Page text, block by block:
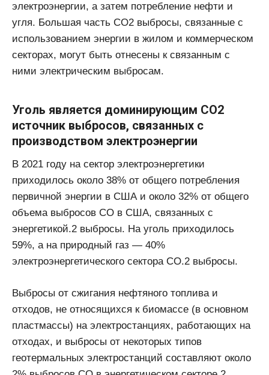
электроэнергии, а затем потребление нефти и
угля. Большая часть СО2 выбросы, связанные с
использованием энергии в жилом и коммерческом
секторах, могут быть отнесены к связанным с
ними электрическим выбросам.
Уголь является доминирующим CO2
источник выбросов, связанных с
производством электроэнергии
В 2021 году на сектор электроэнергетики
приходилось около 38% от общего потребления
первичной энергии в США и около 32% от общего
объема выбросов CO в США, связанных с
энергетикой.2 выбросы. На уголь приходилось
59%, а на природный газ — 40%
электроэнергетического сектора CO.2 выбросы.
Выбросы от сжигания нефтяного топлива и
отходов, не относящихся к биомассе (в основном
пластмассы) на электростанциях, работающих на
отходах, и выбросы от некоторых типов
геотермальных электростанций составляют около